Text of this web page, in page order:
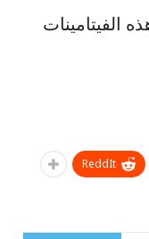
الفيتامينات
ReddIt